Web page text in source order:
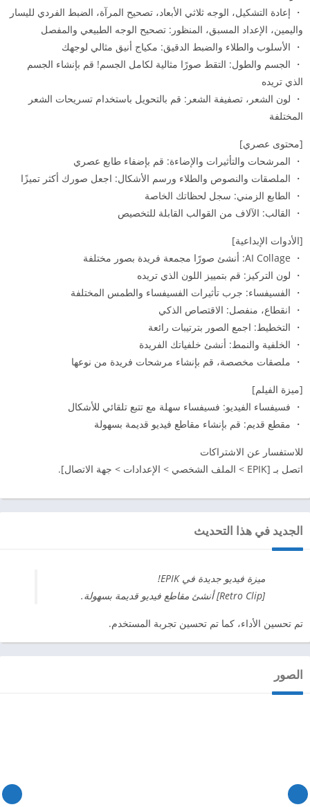
・ إعادة التشكيل، الوجه ثلاثي الأبعاد، تصحيح المرآة، الضبط الفردي لليسار
واليمين، الإعداد المسبق، المنظور: تصحيح الوجه الطبيعي والمفصل
・ الأسلوب والطلاء والضبط الدقيق: مكياج أنيق مثالي لوجهك
・ الجسم والطول: التقط صورًا مثالية لكامل الجسم! قم بإنشاء الجسم
الذي تريده
・ لون الشعر، تصفيفة الشعر: قم بالتحويل باستخدام تسريحات الشعر
المختلفة
[محتوى عصري]
・ المرشحات والتأثيرات والإضاءة: قم بإضفاء طابع عصري
・ الملصقات والنصوص والطلاء ورسم الأشكال: اجعل صورك أكثر تميزًا
・ الطابع الزمني: سجل لحظاتك الخاصة
・ القالب: الآلاف من القوالب القابلة للتخصيص
[الأدوات الإبداعية]
・ AI Collage: أنشئ صورًا مجمعة فريدة بصور مختلفة
・ لون التركيز: قم بتمييز اللون الذي تريده
・ الفسيفساء: جرب تأثيرات الفسيفساء والطمس المختلفة
・ انقطاع، منفصل: الاقتصاص الذكي
・ التخطيط: اجمع الصور بترتيبات رائعة
・ الخلفية والنمط: أنشئ خلفياتك الفريدة
・ ملصقات مخصصة، قم بإنشاء مرشحات فريدة من نوعها
[ميزة الفيلم]
・ فسيفساء الفيديو: فسيفساء سهلة مع تتبع تلقائي للأشكال
・ مقطع قديم: قم بإنشاء مقاطع فيديو قديمة بسهولة
للاستفسار عن الاشتراكات
اتصل بـ [EPIK > الملف الشخصي > الإعدادات > جهة الاتصال].
الجديد في هذا التحديث
ميزة فيديو جديدة في EPIK!
[Retro Clip] أنشئ مقاطع فيديو قديمة بسهولة.
تم تحسين الأداء، كما تم تحسين تجربة المستخدم.
الصور